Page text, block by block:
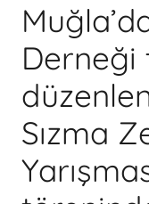
Derneği
Sızma